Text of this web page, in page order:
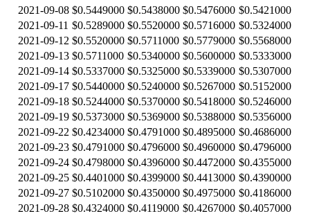
2021-09-08 $0.5449000 $0.5438000 $0.5476000 $0.5421000
2021-09-11 $0.5289000 $0.5520000 $0.5716000 $0.5324000
2021-09-12 $0.5520000 $0.5711000 $0.5779000 $0.5568000
2021-09-13 $0.5711000 $0.5340000 $0.5600000 $0.5333000
2021-09-14 $0.5337000 $0.5325000 $0.5339000 $0.5307000
2021-09-17 $0.5440000 $0.5240000 $0.5267000 $0.5152000
2021-09-18 $0.5244000 $0.5370000 $0.5418000 $0.5246000
2021-09-19 $0.5373000 $0.5369000 $0.5388000 $0.5356000
2021-09-22 $0.4234000 $0.4791000 $0.4895000 $0.4686000
2021-09-23 $0.4791000 $0.4796000 $0.4960000 $0.4796000
2021-09-24 $0.4798000 $0.4396000 $0.4472000 $0.4355000
2021-09-25 $0.4401000 $0.4399000 $0.4413000 $0.4390000
2021-09-27 $0.5102000 $0.4350000 $0.4975000 $0.4186000
2021-09-28 $0.4324000 $0.4119000 $0.4267000 $0.4057000